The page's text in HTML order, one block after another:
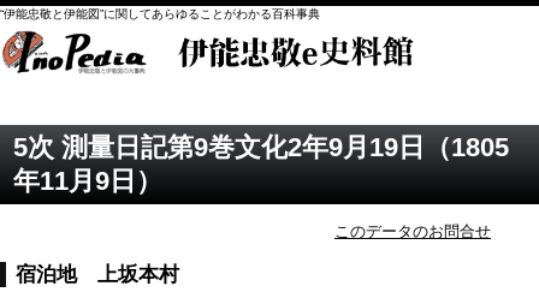
“伊能忠敬と伊能図”に関してあらゆることがわかる百科事典
5次 測量日記第9巻文化2年9月19日（1805
年11月9日）
このデータのお問合せ
宿泊地 上坂本村